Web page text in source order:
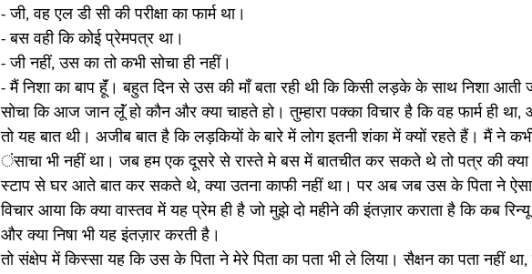
- जी, वह एल डी सी की परीक्षा का फार्म था।
- बस वही कि कोई प्रेमपत्र था।
- जी नहीं, उस का तो कभी सोचा ही नहीं।
- मैं निशा का बाप हूॅं। बहुत दिन से उस की मॉं बता रही थी कि किसी लड़के के साथ निशा आती
सोचा कि आज जान लूॅं हो कौन और क्या चाहते हो। तुम्हारा पक्का विचार है कि वह फार्म ही
तो यह बात थी। अजीब बात है कि लड़कियों के बारे में लोग इतनी शंका में क्यों रहते हैं। मैं ने
ंसाचा भी नहीं था। जब हम एक दूसरे से रास्ते मे बस में बातचीत कर सकते थे तो पत्र की
स्टाप से घर आते बात कर सकते थे, क्या उतना काफी नहीं था। पर अब जब उस के पिता ने ऐसा
विचार आया कि क्या वास्तव में यह प्रेम ही है जो मुझे दो महीने की इंतज़ार कराता है कि कब
और क्या निषा भी यह इंतज़ार करती है।
तो संक्षेप में किस्सा यह कि उस के पिता ने मेरे पिता का पता भी ले लिया। सैक्षन का पता नहीं